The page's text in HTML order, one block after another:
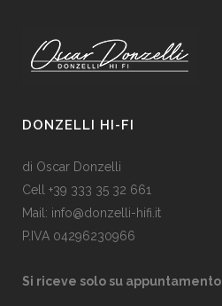
DONZELLI HI-FI
di Oscar Donzelli
Cell +39 333 35 32 661
Mail: info@donzelli-hifi.it
P.IVA 04296230966
Si riceve solo su appuntamento